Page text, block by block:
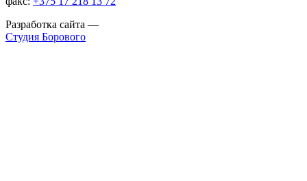
Разработка сайта —
Студия Борового